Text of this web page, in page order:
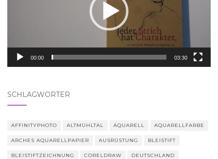
00:00 03:30
SCHLAGWÖRTER
AFFINITYPHOTO ALTMÜHLTAL AQUARELL AQUARELLFARBE
ARCHES AQUARELLPAPIER AUSRÜSTUNG BLEISTIFT
BLEISTIFTZEICHNUNG CORELDRAW DEUTSCHLAND